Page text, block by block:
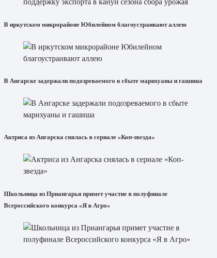
В иркутском микрорайоне Юбилейном благоустраивают аллею
В Ангарске задержали подозреваемого в сбыте марихуаны и гашиша
Актриса из Ангарска снялась в сериале «Коп-звезда»
Школьница из Приангарья примет участие в полуфинале
Всероссийского конкурса «Я в Агро»